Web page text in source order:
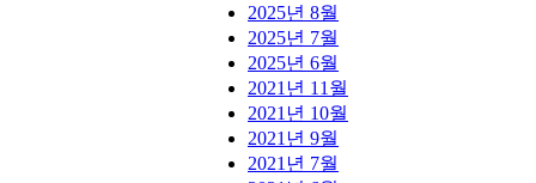
2025년 8월
2025년 7월
2025년 6월
2021년 11월
2021년 10월
2021년 9월
2021년 7월